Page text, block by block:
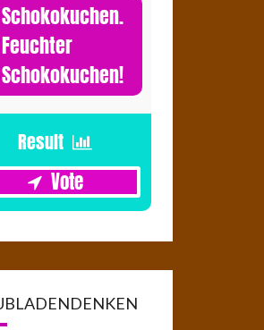
Schokokuchen.
Feuchter
Schokokuchen!